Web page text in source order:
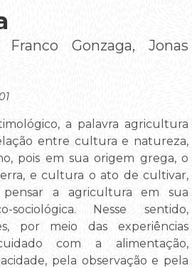
Gonzaga, Jonas
a palavra agricultura
entre cultura e natureza,
pois em sua origem grega, o
e cultura o ato de cultivar,
pensar a agricultura em sua
sociológica. Nesse sentido,
por meio das experiências
com a alimentação,
pela observação e pela